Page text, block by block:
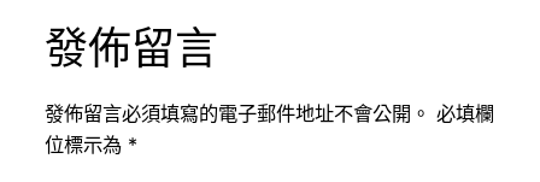
發佈留言
發佈留言必須填寫的電子郵件地址不會公開。 必填欄
位標示為 *